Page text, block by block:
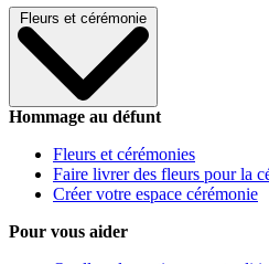
Fleurs et cérémonie
Hommage au défunt
Fleurs et cérémonies
Faire livrer des fleurs pour la
Créer votre espace cérémonie
Pour vous aider